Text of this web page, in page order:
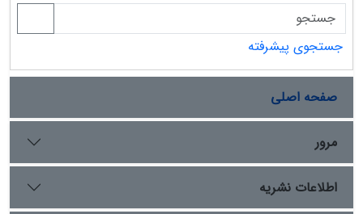
جستجوی پیشرفته
صفحه اصلی
مرور
اطلاعات نشریه